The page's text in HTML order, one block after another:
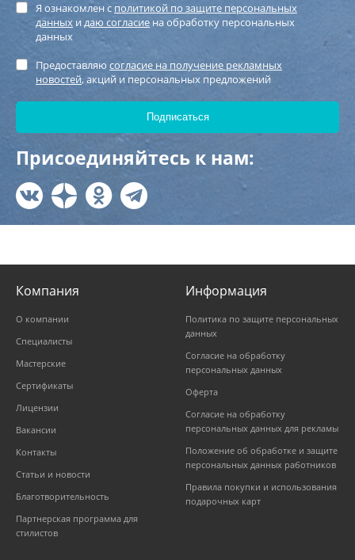
Я ознакомлен с политикой по защите персональных
данных идаю согласие на обработку персональных
данных
Предоставляю согласие на получение рекламных
новостей, акций и персональных предложений
Присоединяйтесь к нам:
Компания
О компании
Специалисты
Мастерские
Сертификаты
Лицензии
Вакансии
Контакты
Статьи и новости
Благотворительность
Партнерская программа для
стилистов
Информация
Политика по защите персональных
данных
Согласие на обработку
персональных данных
Оферта
Согласие на обработку
персональных данных для рекламы
Положение об обработке и защите
персональных данных работников
Правила покупки и использования
подарочных карт